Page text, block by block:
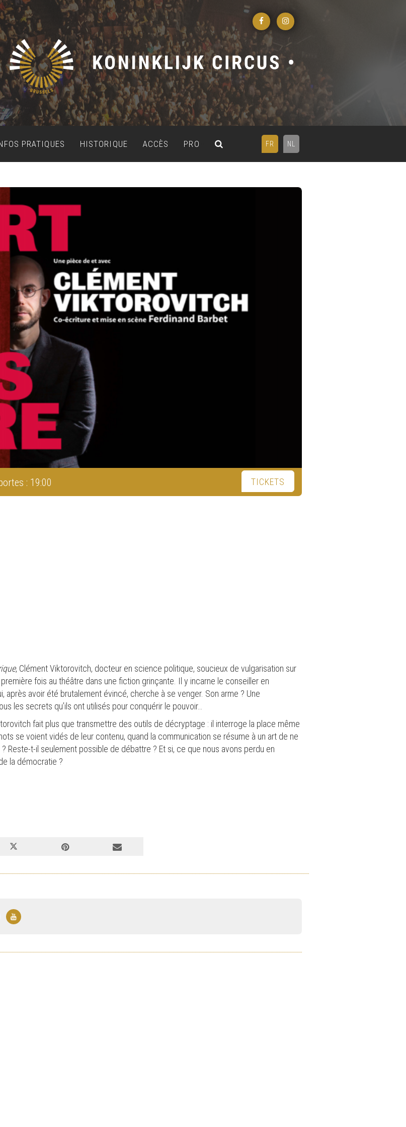
FR NL
PRATIQUES HISTORIQUE ACCÈS PRO
: 19:00 TICKETS
, Clément Viktorovitch, docteur en science politique, soucieux de vulgarisation sur
fois au théâtre dans une fiction grinçante. Il y incarne le conseiller en
après avoir été brutalement évincé, cherche à se venger. Son arme ? Une
les secrets qu’ils ont utilisés pour conquérir le pouvoir…
fait plus que transmettre des outils de décryptage : il interroge la place même
se voient vidés de leur contenu, quand la communication se résume à un art de ne
Reste-t-il seulement possible de débattre ? Et si, ce que nous avons perdu en
la démocratie ?